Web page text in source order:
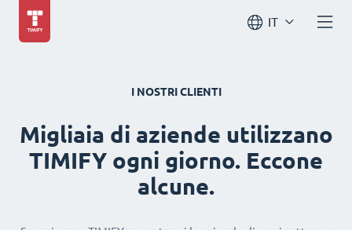
IT
I NOSTRI CLIENTI
Migliaia di aziende utilizzano
TIMIFY ogni giorno. Eccone
alcune.